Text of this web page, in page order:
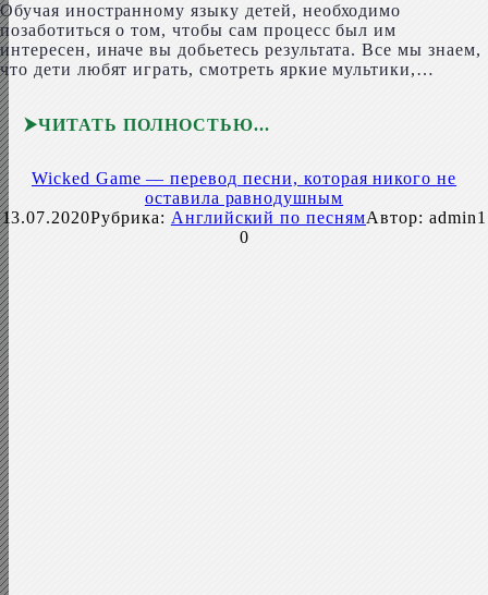
Обучая иностранному языку детей, необходимо
позаботиться о том, чтобы сам процесс был им
интересен, иначе вы добьетесь результата. Все мы знаем,
что дети любят играть, смотреть яркие мультики,…
ЧИТАТЬ ПОЛНОСТЬЮ
Wicked Game — перевод песни, которая никого не
оставила равнодушным
13.07.2020Рубрика: Английский по песнямАвтор: admin1
0